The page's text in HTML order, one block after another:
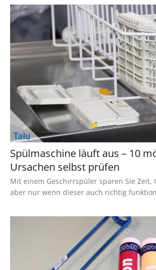
Spülmaschine läuft aus – 10
Ursachen selbst prüfen
Mit einem Geschirrspüler sparen Sie Zeit,
aber nur wenn dieser auch richtig